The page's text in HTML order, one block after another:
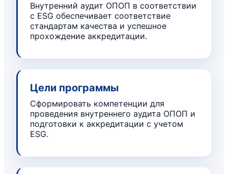
Внутренний аудит ОПОП в соответствии
с ESG обеспечивает соответствие
стандартам качества и успешное
прохождение аккредитации.
Цели программы
Сформировать компетенции для
проведения внутреннего аудита ОПОП и
подготовки к аккредитации с учетом
ESG.